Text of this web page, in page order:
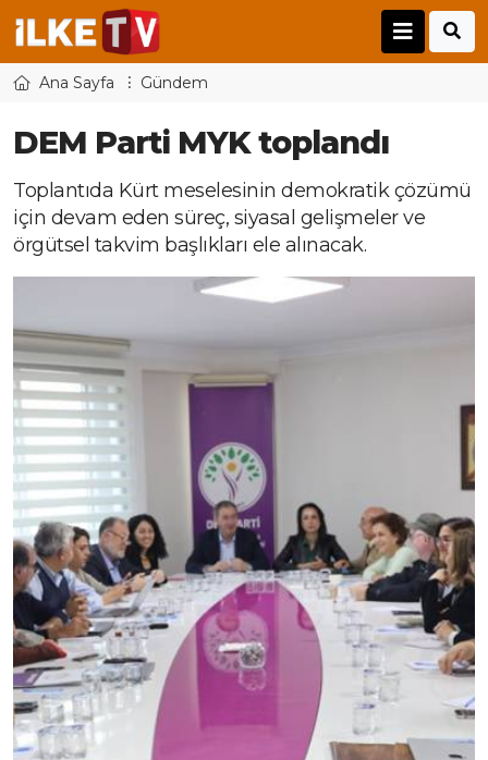
Ana Sayfa Gündem
DEM Parti MYK toplandı
Toplantıda Kürt meselesinin demokratik çözümü
için devam eden süreç, siyasal gelişmeler ve
örgütsel takvim başlıkları ele alınacak.